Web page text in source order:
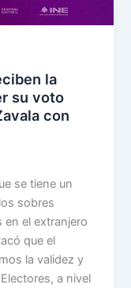
la
su voto
con
se tiene un
sobres
en el extranjero
que el
la validez y
a nivel